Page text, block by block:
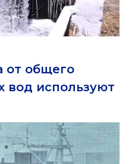
от общего
вод используют